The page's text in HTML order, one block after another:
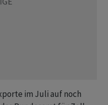
im Juli auf noch